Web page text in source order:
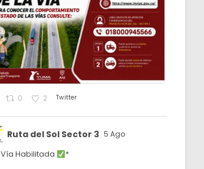
0 2 Twitter
Ruta del Sol Sector 3 5 Ago
Vía Habilitada
*